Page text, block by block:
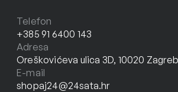
Telefon
+385 91 6400 143
Adresa
Oreškovićeva ulica 3D, 10020 Zagreb
E-mail
shopaj24@24sata.hr